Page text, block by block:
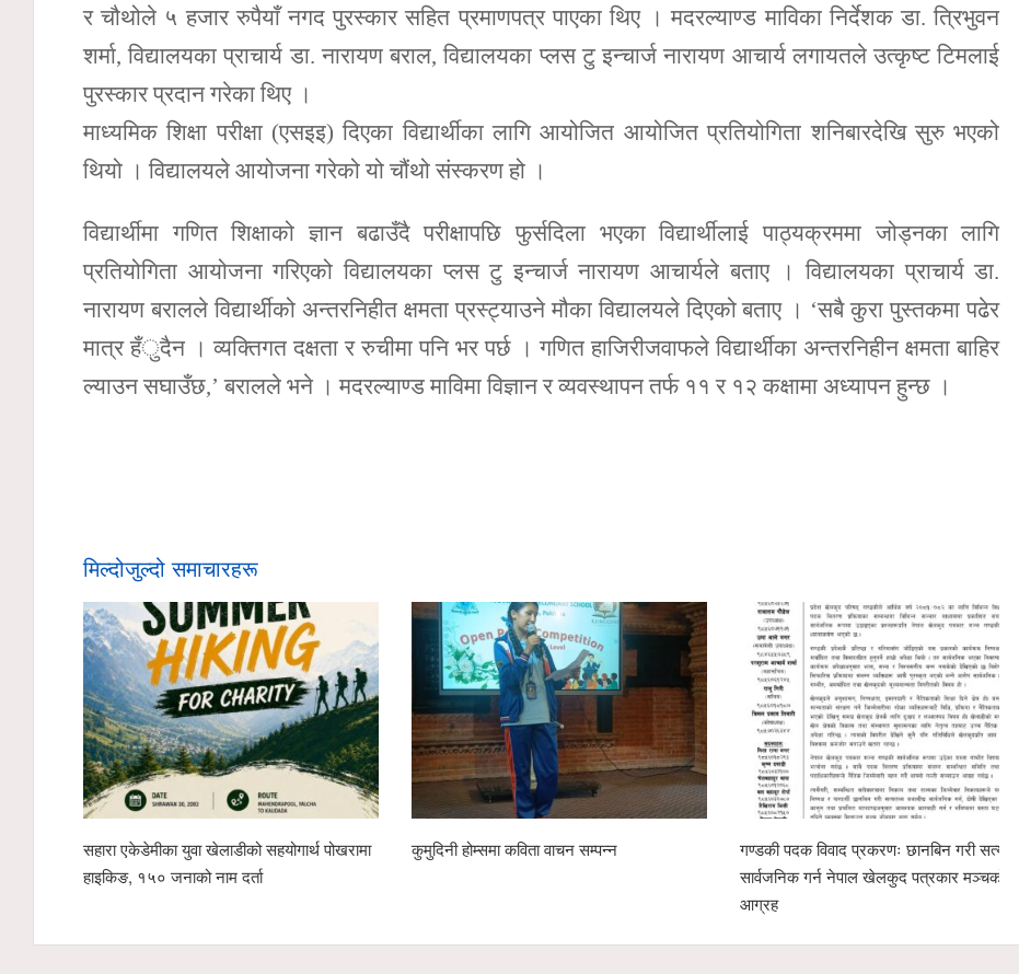
र चौथोले ५ हजार रुपैयाँ नगद पुरस्कार सहित प्रमाणपत्र पाएका थिए । मदरल्याण्ड माविका निर्देशक डा. त्रिभुवन
शर्मा, विद्यालयका प्राचार्य डा. नारायण बराल, विद्यालयका प्लस टु इन्चार्ज नारायण आचार्य लगायतले उत्कृष्ट टिमलाई
पुरस्कार प्रदान गरेका थिए ।
माध्यमिक शिक्षा परीक्षा (एसइइ) दिएका विद्यार्थीका लागि आयोजित आयोजित प्रतियोगिता शनिबारदेखि सुरु भएको
थियो । विद्यालयले आयोजना गरेको यो चौंथो संस्करण हो ।
विद्यार्थीमा गणित शिक्षाको ज्ञान बढाउँदै परीक्षापछि फुर्सदिला भएका विद्यार्थीलाई पाठ्यक्रममा जोड्नका लागि
प्रतियोगिता आयोजना गरिएको विद्यालयका प्लस टु इन्चार्ज नारायण आचार्यले बताए । विद्यालयका प्राचार्य डा.
नारायण बरालले विद्यार्थीको अन्तरनिहीत क्षमता प्रस्ट्याउने मौका विद्यालयले दिएको बताए । ‘सबै कुरा पुस्तकमा पढेर
मात्र हँुदैन । व्यक्तिगत दक्षता र रुचीमा पनि भर पर्छ । गणित हाजिरीजवाफले विद्यार्थीका अन्तरनिहीन क्षमता बाहिर
ल्याउन सघाउँछ,’ बरालले भने । मदरल्याण्ड माविमा विज्ञान र व्यवस्थापन तर्फ ११ र १२ कक्षामा अध्यापन हुन्छ ।
मिल्दोजुल्दो समाचारहरू
सहारा एकेडेमीका युवा खेलाडीको सहयोगार्थ पोखरामा
हाइकिङ, १५० जनाको नाम दर्ता
कुमुदिनी होम्समा कविता वाचन सम्पन्न
गण्डकी पदक विवाद प्रकरणः छानबिन गरी सत्यतथ्य
सार्वजनिक गर्न नेपाल खेलकुद पत्रकार मञ्चको
आग्रह